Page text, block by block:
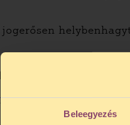
Beleegyezés
a
döntést!